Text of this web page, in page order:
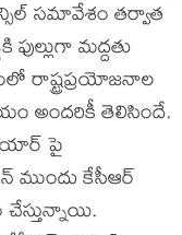
సమావేశం తర్వాత
మద్దతు
రాష్ట్రప్రయోజనాల
అందరికీ తెలిసిందే.
పై
కేసీఆర్